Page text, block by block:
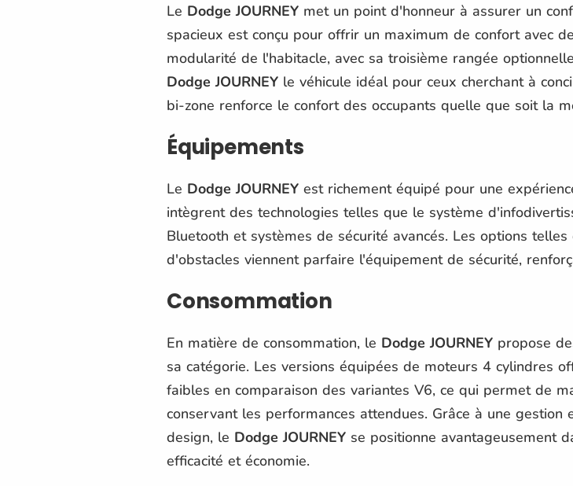
Le Dodge JOURNEY met un point d'honneur à assurer un
spacieux est conçu pour offrir un maximum de confort avec
modularité de l'habitacle, avec sa troisième rangée
Dodge JOURNEY le véhicule idéal pour ceux cherchant à
bi-zone renforce le confort des occupants quelle que soit la
Équipements
Le Dodge JOURNEY est richement équipé pour une
intègrent des technologies telles que le système
Bluetooth et systèmes de sécurité avancés. Les options
d'obstacles viennent parfaire l'équipement de sécurité,
Consommation
En matière de consommation, le Dodge JOURNEY propose
sa catégorie. Les versions équipées de moteurs 4 cylindres
faibles en comparaison des variantes V6, ce qui permet de
conservant les performances attendues. Grâce à une
design, le Dodge JOURNEY se positionne avantageusement
efficacité et économie.